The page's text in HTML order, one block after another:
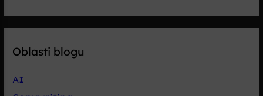
Oblasti blogu
AI